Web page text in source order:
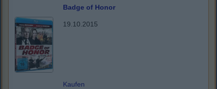
Badge of Honor
19.10.2015
Kaufen